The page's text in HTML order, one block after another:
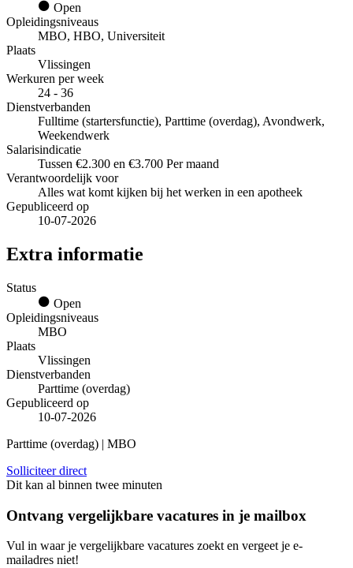
Open
Opleidingsniveaus
MBO, HBO, Universiteit
Plaats
Vlissingen
Werkuren per week
24 - 36
Dienstverbanden
Fulltime (startersfunctie), Parttime (overdag), Avondwerk,
Weekendwerk
Salarisindicatie
Tussen €2.300 en €3.700 Per maand
Verantwoordelijk voor
Alles wat komt kijken bij het werken in een apotheek
Gepubliceerd op
10-07-2026
Extra informatie
Status
Open
Opleidingsniveaus
MBO
Plaats
Vlissingen
Dienstverbanden
Parttime (overdag)
Gepubliceerd op
10-07-2026
Parttime (overdag) | MBO
Solliciteer direct
Dit kan al binnen twee minuten
Ontvang vergelijkbare vacatures in je mailbox
Vul in waar je vergelijkbare vacatures zoekt en vergeet je e-
mailadres niet!